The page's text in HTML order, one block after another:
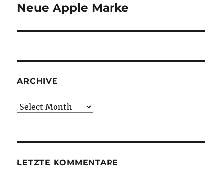
Next
Neue Apple Marke
ARCHIVE
Archive
LETZTE KOMMENTARE